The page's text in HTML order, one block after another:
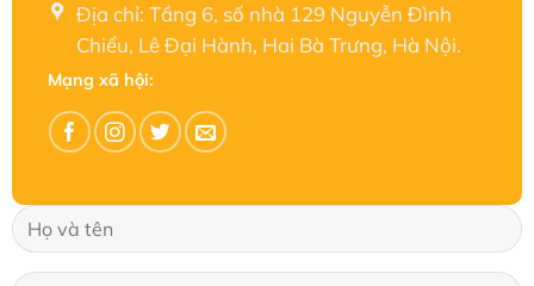
Địa chỉ: Tầng 6, số nhà 129 Nguyễn Đình
Chiểu, Lê Đại Hành, Hai Bà Trưng, Hà Nội.
Mạng xã hội: